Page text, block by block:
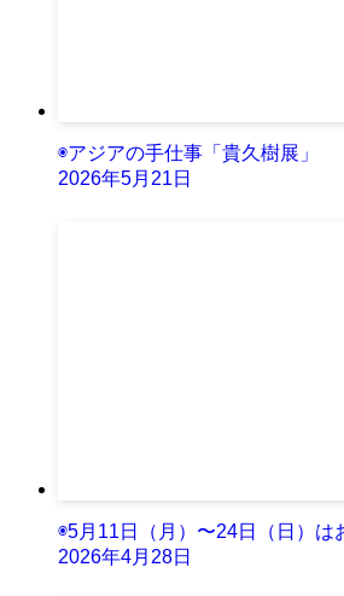
◉アジアの手仕事「貴久樹展」
2026年5月21日
◉5月11日（月）〜24日（日）は
2026年4月28日